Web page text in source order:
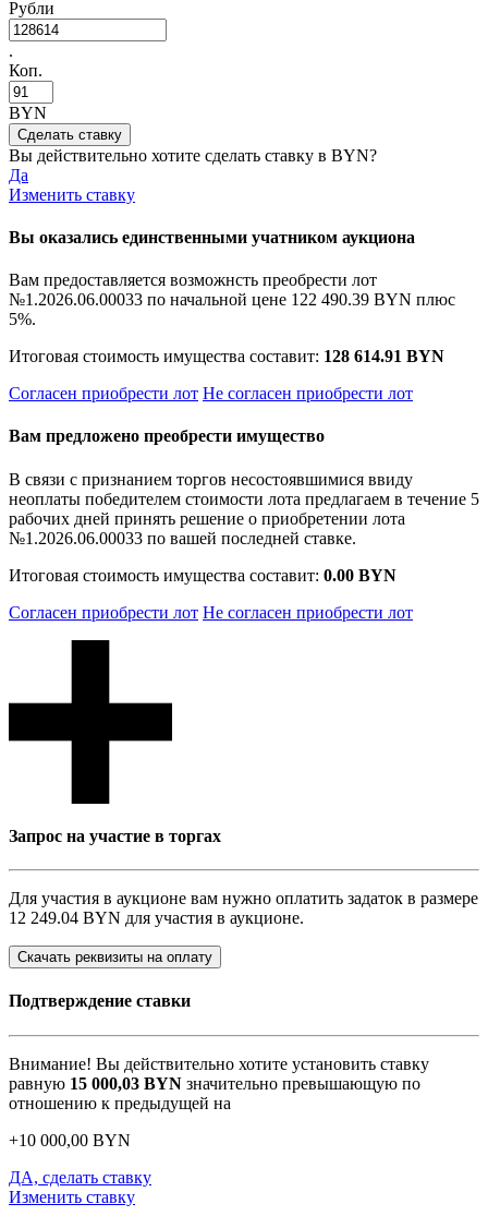
Рубли
.
Коп.
BYN
Вы действительно хотите сделать ставку в BYN?
Да
Изменить ставку
Вы оказались единственными учатником аукциона
Вам предоставляется возможнсть преобрести лот
№1.2026.06.00033 по начальной цене 122 490.39 BYN плюс
5%.
Итоговая стоимость имущества составит: 128 614.91 BYN
Согласен приобрести лот Не согласен приобрести лот
Вам предложено преобрести имущество
В связи с признанием торгов несостоявшимися ввиду
неоплаты победителем стоимости лота предлагаем в течение 5
рабочих дней принять решение о приобретении лота
№1.2026.06.00033 по вашей последней ставке.
Итоговая стоимость имущества составит: 0.00 BYN
Согласен приобрести лот Не согласен приобрести лот
Запрос на участие в торгах
Для участия в аукционе вам нужно оплатить задаток в размере
12 249.04 BYN для участия в аукционе.
Скачать реквизиты на оплату
Подтверждение ставки
Внимание! Вы действительно хотите установить ставку
равную 15 000,03 BYN значительно превышающую по
отношению к предыдущей на
+10 000,00 BYN
ДА, сделать ставку
Изменить ставку